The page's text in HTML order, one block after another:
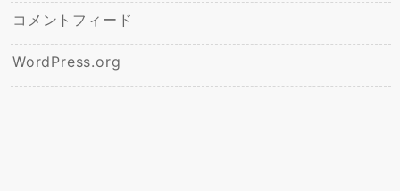
コメントフィード
WordPress.org